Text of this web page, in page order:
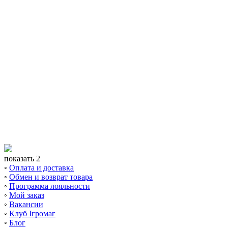
показать 2
◦ Оплата и доставка
◦ Обмен и возврат товара
◦ Программа лояльности
◦ Мой заказ
◦ Вакансии
◦ Клуб Ігромаг
◦ Блог